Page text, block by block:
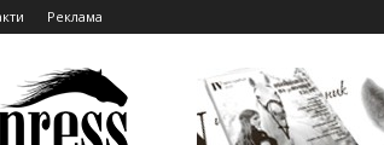
Реклама